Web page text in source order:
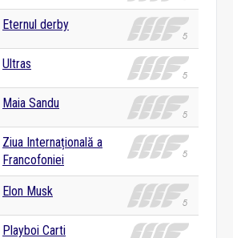
Eternul derby
Ultras
Maia Sandu
Ziua Internațională a
Francofoniei
Elon Musk
Playboi Carti